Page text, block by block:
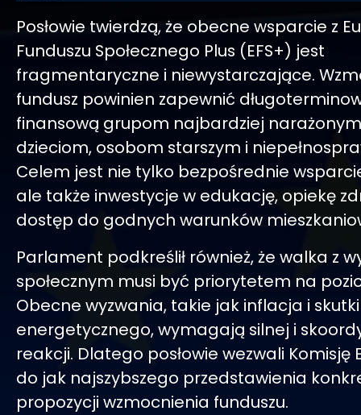
Posłowie twierdzą, że obecne wsparcie z
Funduszu Społecznego Plus (EFS+) jest
fragmentaryczne i niewystarczające.
fundusz powinien zapewnić
finansową grupom najbardziej
dzieciom, osobom starszym i
Celem jest nie tylko bezpośrednie
ale także inwestycje w edukację, opiekę
dostęp do godnych warunków
Parlament podkreślił również, że walka z
społecznym musi być priorytetem na
Obecne wyzwania, takie jak inflacja i
energetycznego, wymagają silnej i
reakcji. Dlatego posłowie wezwali Komisję
do jak najszybszego przedstawienia
propozycji wzmocnienia funduszu.